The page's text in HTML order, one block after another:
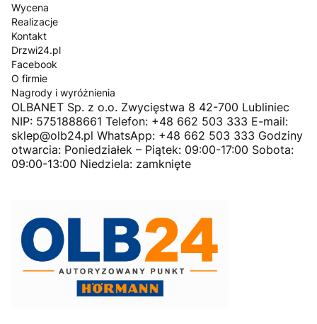
Wycena
Realizacje
Kontakt
Drzwi24.pl
Facebook
O firmie
Nagrody i wyróżnienia
OLBANET Sp. z o.o. Zwycięstwa 8 42-700 Lubliniec
NIP: 5751888661 Telefon: +48 662 503 333 E-mail:
sklep@olb24.pl WhatsApp: +48 662 503 333 Godziny
otwarcia: Poniedziałek – Piątek: 09:00-17:00 Sobota:
09:00-13:00 Niedziela: zamknięte